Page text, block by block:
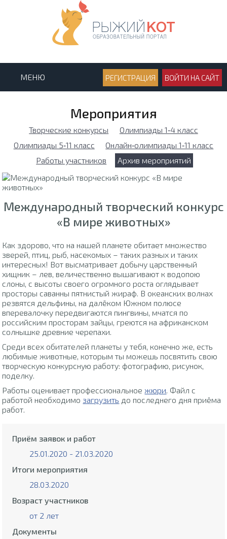
МЕНЮ РЕГИСТРАЦИЯ ВОЙТИ НА САЙТ
Мероприятия
Творческие конкурсы
Олимпиады 1‑4 класс
Олимпиады 5‑11 класс
Онлайн‑олимпиады 1‑11 класс
Работы участников
Архив мероприятий
Международный творческий конкурс
«В мире животных»
Как здорово, что на нашей планете обитает множество
зверей, птиц, рыб, насекомых – таких разных и таких
интересных! Вот высматривает добычу царственный
хищник – лев, величественно вышагивают к водопою
слоны, с высоты своего огромного роста оглядывает
просторы саванны пятнистый жираф. В океанских волнах
резвятся дельфины, на далёком Южном полюсе
вперевалочку передвигаются пингвины, мчатся по
российским просторам зайцы, греются на африканском
солнышке древние черепахи.
Среди всех обитателей планеты у тебя, конечно же, есть
любимые животные, которым ты можешь посвятить свою
творческую конкурсную работу: фотографию, рисунок,
поделку.
Работы оценивает профессиональное жюри. Файл с
работой необходимо загрузить до последнего дня приёма
работ.
Приём заявок и работ
25.01.2020 - 21.03.2020
Итоги мероприятия
28.03.2020
Возраст участников
от 2 лет
Документы